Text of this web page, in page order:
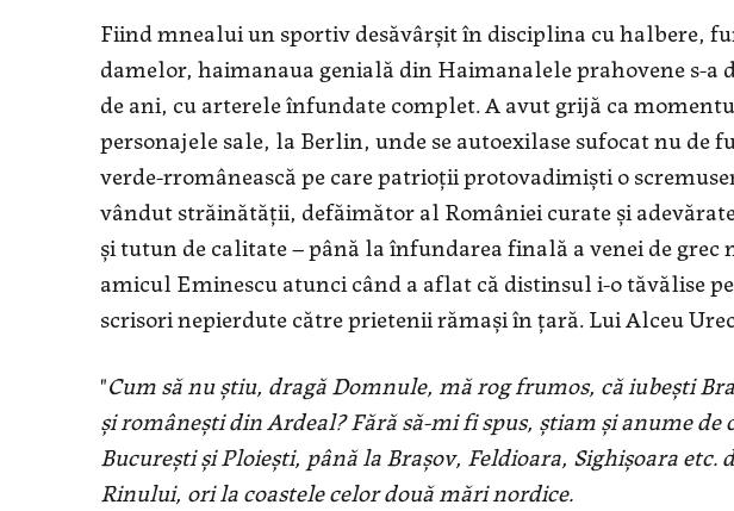
Fiind mnealui un sportiv desăvârşit în disciplina cu halbere,
damelor, haimanaua genială din Haimanalele prahovene s-a
de ani, cu arterele înfundate complet. A avut grijă ca
personajele sale, la Berlin, unde se autoexilase sufocat nu de
verde-rromânească pe care patrioţii protovadimişti o
vândut străinătăţii, defăimător al României curate şi
şi tutun de calitate – până la înfundarea finală a venei de grec
amicul Eminescu atunci când a aflat că distinsul i-o tăvălise
scrisori nepierdute către prietenii rămaşi în ţară. Lui Alceu
"Cum să nu ştiu, dragă Domnule, mă rog frumos, că iubeşti
şi româneşti din Ardeal? Fără să-mi fi spus, ştiam şi anume de
Bucureşti şi Ploieşti, până la Braşov, Feldioara, Sighişoara etc.
Rinului, ori la coastele celor două mări nordice.